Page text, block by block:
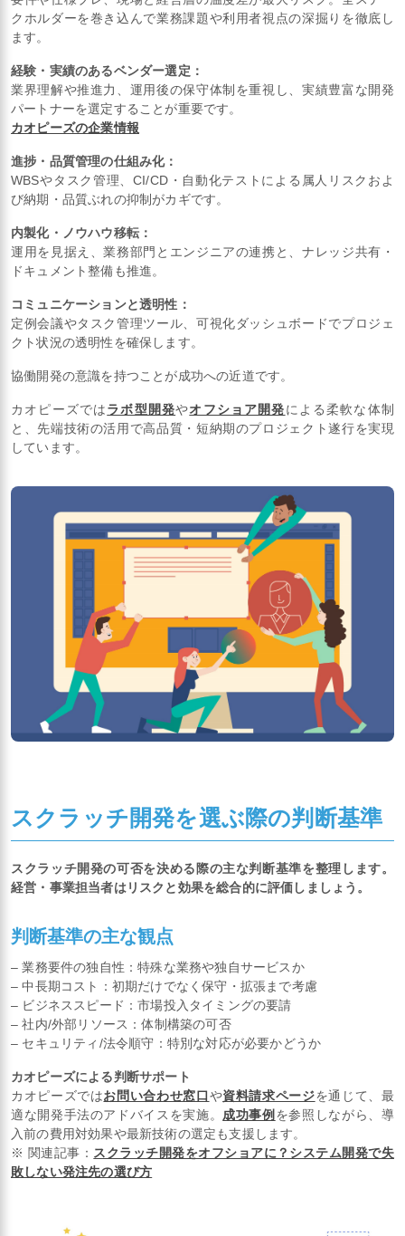
クホルダーを巻き込んで業務課題や利用者視点の深掘りを徹底し
ます。
経験・実績のあるベンダー選定：
業界理解や推進力、運用後の保守体制を重視し、実績豊富な開発
パートナーを選定することが重要です。
カオピーズの企業情報
進捗・品質管理の仕組み化：
WBSやタスク管理、CI/CD・自動化テストによる属人リスクおよ
び納期・品質ぶれの抑制がカギです。
内製化・ノウハウ移転：
運用を見据え、業務部門とエンジニアの連携と、ナレッジ共有・
ドキュメント整備も推進。
コミュニケーションと透明性：
定例会議やタスク管理ツール、可視化ダッシュボードでプロジェ
クト状況の透明性を確保します。
協働開発の意識を持つことが成功への近道です。
カオピーズではラボ型開発やオフショア開発による柔軟な体制
と、先端技術の活用で高品質・短納期のプロジェクト遂行を実現
しています。
スクラッチ開発を選ぶ際の判断基準
スクラッチ開発の可否を決める際の主な判断基準を整理します。
経営・事業担当者はリスクと効果を総合的に評価しましょう。
判断基準の主な観点
– 業務要件の独自性：特殊な業務や独自サービスか
– 中長期コスト：初期だけでなく保守・拡張まで考慮
– ビジネススピード：市場投入タイミングの要請
– 社内/外部リソース：体制構築の可否
– セキュリティ/法令順守：特別な対応が必要かどうか
カオピーズによる判断サポート
カオピーズではお問い合わせ窓口や資料請求ページを通じて、最
適な開発手法のアドバイスを実施。 成功事例 を参照しながら、導
入前の費用対効果や最新技術の選定も支援します。
※ 関連記事： スクラッチ開発をオフショアに？システム開発で失
敗しない発注先の選び方